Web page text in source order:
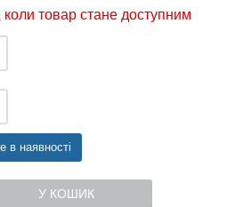
товар стане доступним
в наявності
У КОШИК